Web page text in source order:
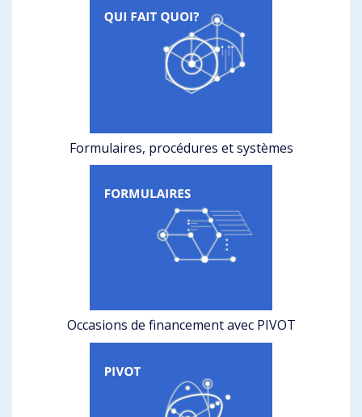
Formulaires, procédures et systèmes
Occasions de financement avec PIVOT